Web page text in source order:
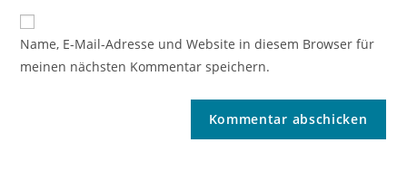
Name, E-Mail-Adresse und Website in diesem Browser für
meinen nächsten Kommentar speichern.